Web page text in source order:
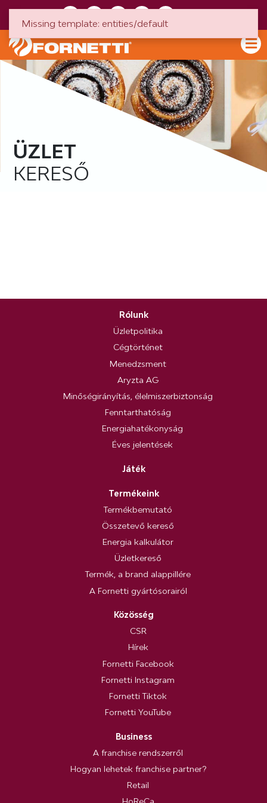
ÜZLET
KERESŐ
Rólunk
Üzletpolitika
Cégtörténet
Menedzsment
Aryzta AG
Minőségirányítás, élelmiszerbiztonság
Fenntarthatóság
Energiahatékonyság
Éves jelentések
Játék
Termékeink
Termékbemutató
Összetevő kereső
Energia kalkulátor
Üzletkereső
Termék, a brand alappillére
A Fornetti gyártósorairól
Közösség
CSR
Hírek
Fornetti Facebook
Fornetti Instagram
Fornetti Tiktok
Fornetti YouTube
Business
A franchise rendszerről
Hogyan lehetek franchise partner?
Retail
Missing template: entities/default